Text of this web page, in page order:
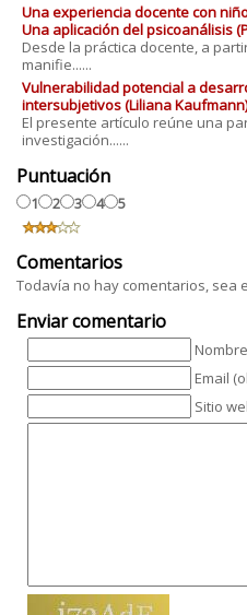
Una experiencia docente con
Una aplicación del psicoanálisis
Desde la práctica docente, a
manifie......
Vulnerabilidad potencial a
intersubjetivos (Liliana
El presente artículo reúne una
investigación......
Puntuación
1 2 3 4 5
Comentarios
Todavía no hay comentarios, sea
Enviar comentario
Email
Sitio